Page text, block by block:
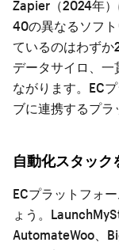
Zapier（2024年
40の異なるソフ
ているのはわずか
データサイロ、
ながります。EC
ブに連携するプラ
自動化スタック
ECプラットフォ
ょう。
AutomateWoo、